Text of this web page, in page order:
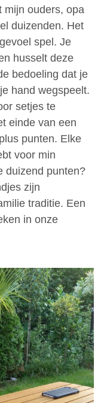
mijn ouders, opa
duizenden. Het
spel. Je
husselt deze
bedoeling dat je
hand wegspeelt.
setjes te
einde van een
punten. Elke
voor min
duizend punten?
zijn
traditie. Een
in onze